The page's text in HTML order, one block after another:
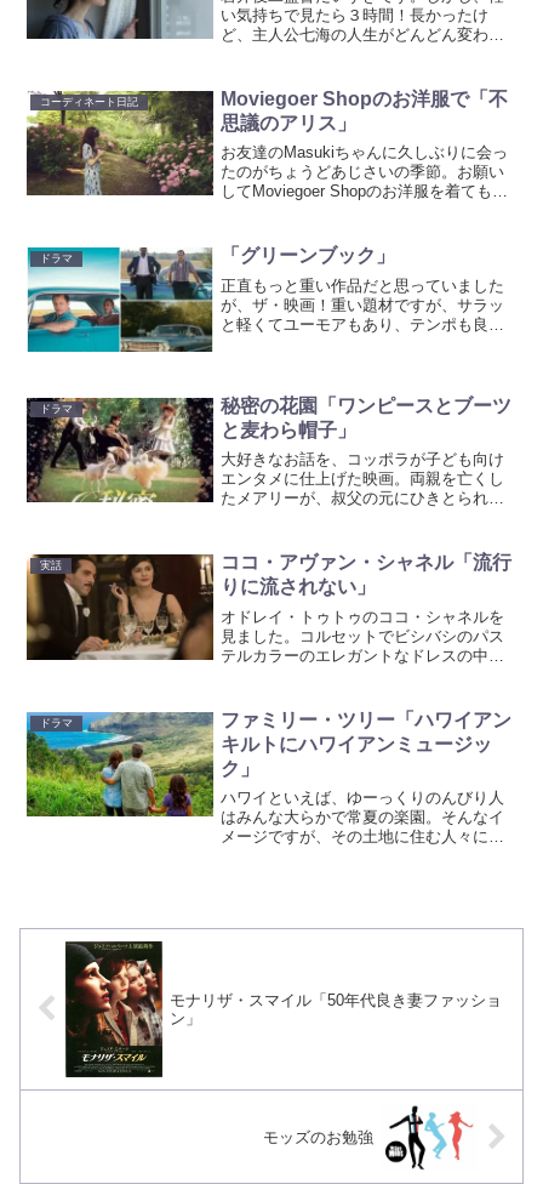
い気持ちで見たら３時間！長かったけ
ど、主人公七海の人生がどんどん変わっ
方はまさに岩井ワールド。七海が都会の
早朝に彷徨うスローモーショ...
コーディネート日記
Moviegoer Shopのお洋服で「不
思議のアリス」
お友達のMasukiちゃんに久しぶりに会っ
たのがちょうどあじさいの季節。お願い
してMoviegoer Shopのお洋服を着てもら
of Deer のAGAワンピース...
ドラマ 「グリーンブック」
正直もっと重い作品だと思っていました
が、ザ・映画！重い題材ですが、サラッ
と軽くてユーモアもあり、テンポも良く
とてもわかりやすい。カー...
ドラマ
秘密の花園「ワンピースとブーツ
と麦わら帽子」
大好きなお話を、コッポラが子ども向け
エンタメに仕上げた映画。両親を亡くし
たメアリーが、叔父の元にひきとられる
け、同じ年頃の子どもと遊ぶ内に、子供
らしい明るさを取り戻して...
実話
ココ・アヴァン・シャネル「流行
りに流されない」
オドレイ・トゥトゥのココ・シャネルを
見ました。コルセットでビシバシのパス
テルカラーのエレガントなドレスの中
こいい！海辺で仕事する漁師たちのボー
ダーシャツを見て、自分で仕...
ドラマ
ファミリー・ツリー「ハワイアン
キルトにハワイアンミュージッ
ク」
ハワイといえば、ゆーっくりのんびり人
はみんな大らかで常夏の楽園。そんなイ
メージですが、その土地に住む人々に悩
モナリザ・スマイル「50年代良き妻ファッショ
ン」
モッズのお勉強